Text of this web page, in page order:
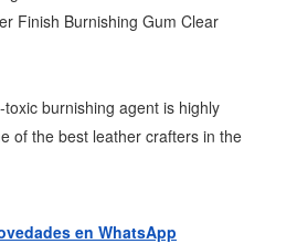
Finish Burnishing Gum Clear
burnishing agent is highly
of the best leather crafters in the
edges, and finishing leather to a
formula is easy to work with,
en WhatsApp